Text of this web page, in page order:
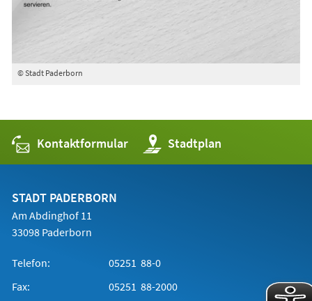
© Stadt Paderborn
Kontaktformular Stadtplan
(Öffnet
in
einem
STADT PADERBORN
Am Abdinghof 11
33098 Paderborn
Telefon:
05251 88-0
Fax:
05251 88-2000